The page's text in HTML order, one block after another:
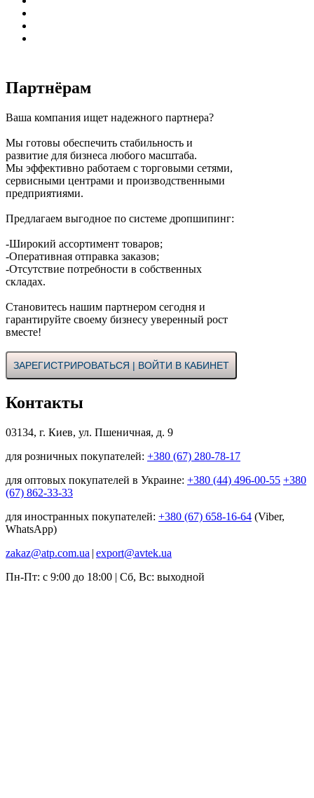
Партнёрам
Ваша компания ищет надежного партнера?
Мы готовы обеспечить стабильность и
развитие для бизнеса любого масштаба.
Мы эффективно работаем с торговыми сетями,
сервисными центрами и производственными
предприятиями.
Предлагаем выгодное по системе дропшипинг:
-Широкий ассортимент товаров;
-Оперативная отправка заказов;
-Отсутствие потребности в собственных
складах.
Становитесь нашим партнером сегодня и
гарантируйте своему бизнесу уверенный рост
вместе!
ЗАРЕГИСТРИРОВАТЬСЯ | ВОЙТИ В КАБИНЕТ
Контакты
03134, г. Киев, ул. Пшеничная, д. 9
для розничных покупателей: +380 (67) 280-78-17
для оптовых покупателей в Украине: +380 (44) 496-00-55 +380
(67) 862-33-33
для иностранных покупателей: +380 (67) 658-16-64 (Viber,
WhatsApp)
zakaz@atp.com.ua | export@avtek.ua
Пн-Пт: с 9:00 до 18:00 | Сб, Вс: выходной